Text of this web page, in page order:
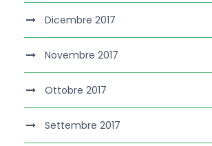
Dicembre 2017
Novembre 2017
Ottobre 2017
Settembre 2017